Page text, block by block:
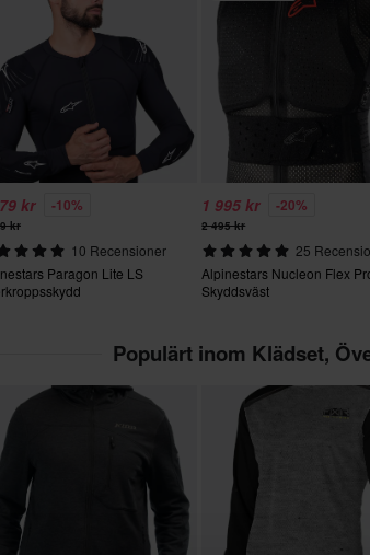
kr -10%
kr
10 Recensioner
Paragon Lite LS
1 995 kr -20%
2 495 kr
25
Alpinestars Nucleon Flex
Skyddsväst
Populärt inom Klädset,